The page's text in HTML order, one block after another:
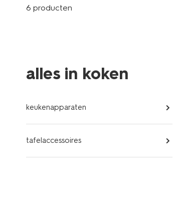
6 producten
alles in koken
keukenapparaten
tafelaccessoires